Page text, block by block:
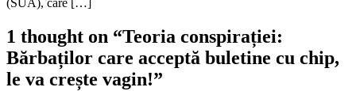
(SUA), care […]
1 thought on “Teoria conspirației:
Bărbaților care acceptă buletine cu chip,
le va crește vagin!”